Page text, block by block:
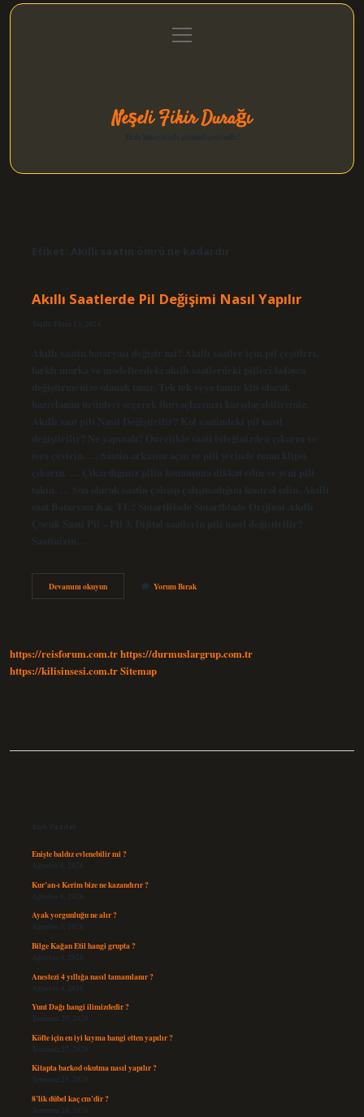
Gizlilik Politikası
menüyü
aç
Neşeli Fikir Durağı
Etiket: Akıllı saatin ömrü ne kadardır
Akıllı Saatlerde Pil Değişimi Nasıl Yapılır
Tarih: Ekim 13, 2024
Akıllı saatin bataryası değişir mi? Akıllı saatler için pil çeşitleri,
farklı marka ve modellerdeki akıllı saatlerdeki pilleri kolayca
değiştirmenize olanak tanır. Tek tek veya tamir kiti olarak
hazırlanan ürünleri seçerek ihtiyaçlarınızı karşılayabilirsiniz.
Akıllı saat pili Nasıl Değiştirilir? Kol saatindeki pil nasıl
değiştirilir? Ne yapmalı? Öncelikle saati bileğinizden çıkarın ve
ters çevirin. … Saatin arkasını açın ve pili yerinde tutan klipsi
çıkarın. … Çıkardığınız pilin konumuna dikkat edin ve yeni pili
takın. … Son olarak saatin çalışıp çalışmadığını kontrol edin. Akıllı
saat Bataryası Kaç TL? SmartBlade Smartblade Orijinal Akıllı
Çocuk Saati Pil – Pil 3. Dijital saatlerin pili nasıl değiştirilir?
Saatinizin…
Devamını okuyunAkıllı
Saatlerde
Yorum Bırak
https://reisforum.com.trhttps://durmuslargrup.com.tr
https://kilisinsesi.com.trSitemap
Son Yazılar
Enişte baldız evlenebilir mi ?
Ağustos 6, 2026
Kur’an-ı Kerim bize ne kazandırır ?
Ağustos 6, 2026
Ayak yorgunluğu ne alır ?
Ağustos 5, 2026
Bilge Kağan Etil hangi grupta ?
Ağustos 4, 2026
Anestezi 4 yıllığa nasıl tamamlanır ?
Ağustos 4, 2026
Yunt Dağı hangi ilimizdedir ?
Temmuz 29, 2026
Köfte için en iyi kıyma hangi etten yapılır ?
Temmuz 27, 2026
Kitapta barkod okutma nasıl yapılır ?
Temmuz 25, 2026
8’lik dübel kaç cm’dir ?
Temmuz 24, 2026